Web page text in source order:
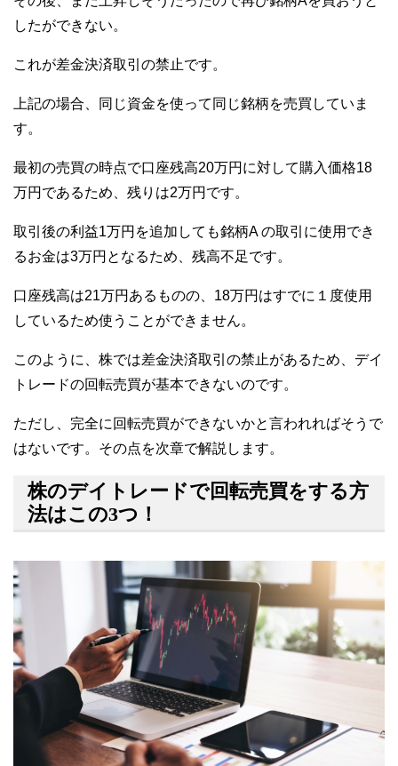
したができない。
これが差金決済取引の禁止です。
上記の場合、同じ資金を使って同じ銘柄を売買していま
す。
最初の売買の時点で口座残高20万円に対して購入価格18
万円であるため、残りは2万円です。
取引後の利益1万円を追加しても銘柄A の取引に使用でき
るお金は3万円となるため、残高不足です。
口座残高は21万円あるものの、18万円はすでに１度使用
しているため使うことができません。
このように、株では差金決済取引の禁止があるため、デイ
トレードの回転売買が基本できないのです。
ただし、完全に回転売買ができないかと言われればそうで
はないです。その点を次章で解説します。
株のデイトレードで回転売買をする方
法はこの3つ！